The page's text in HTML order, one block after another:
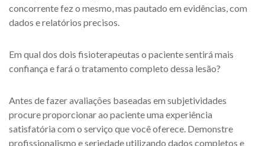
concorrente fez o mesmo, mas pautado em evidências, com
dados e relatórios precisos.
Em qual dos dois fisioterapeutas o paciente sentirá mais
confiança e fará o tratamento completo dessa lesão?
Antes de fazer avaliações baseadas em subjetividades
procure proporcionar ao paciente uma experiência
satisfatória com o serviço que você oferece. Demonstre
profissionalismo e seriedade utilizando dados completos e